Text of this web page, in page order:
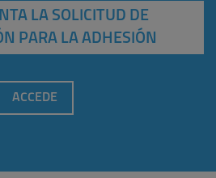
LA SOLICITUD DE
PARA LA ADHESIÓN
ACCEDE